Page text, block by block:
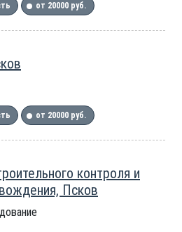
от 20000 руб.
от 20000 руб.
контроля и
Псков